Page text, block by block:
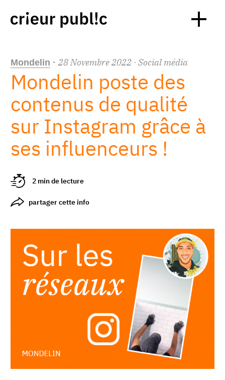
Mondelin · 28Novembre2022 · Social média
Mondelin poste des
contenus de qualité
sur Instagram grâce à
ses influenceurs !
2 min de lecture
partager cette info